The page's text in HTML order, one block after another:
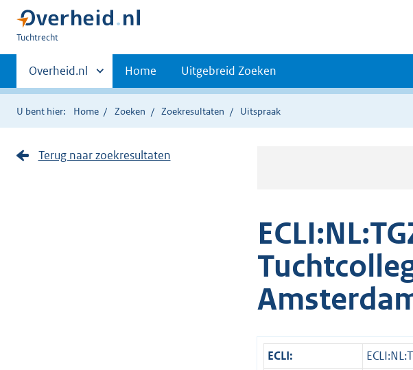
U
hier:
Tuchtrecht
Primaire
navigatie
Andere
sites
binnen
Overheid.nl Home Uitgebreid Zoeken
U bent hier: Home Zoeken Zoekresultaten Uitspraak
ECLI:
Terug naar zoekresultaten